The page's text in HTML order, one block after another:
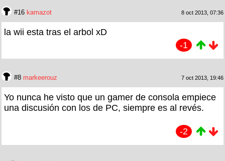
#16 kamazot 8 oct 2013, 07:36
la wii esta tras el arbol xD
-1
#8 markeerouz 7 oct 2013, 19:46
Yo nunca he visto que un gamer de consola empiece
una discusión con los de PC, siempre es al revés.
-2